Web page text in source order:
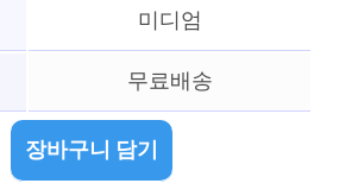
미디엄
무료배송
장바구니 담기